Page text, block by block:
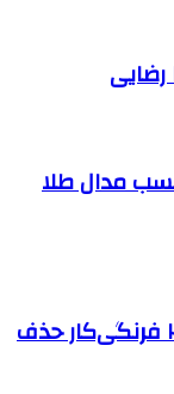
رضایی
مدال طلا
شانس یک مدال طلا برای ایران/ ۳ فرنگی‌کار حذف